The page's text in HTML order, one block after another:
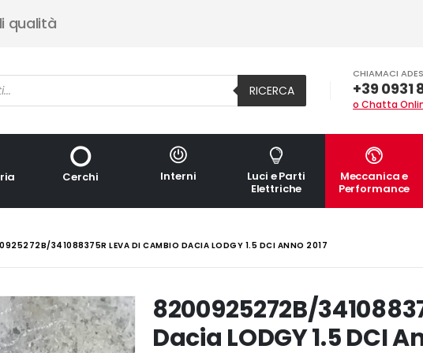
qualità
RICERCA
CHIAMACI
+39 0931
o Chatta
Cerchi Interni
Luci e Parti
Elettriche
Meccanica e
Performance
341088375R LEVA DI CAMBIO DACIA LODGY 1.5 DCI ANNO 2017
8200925272B/
Dacia LODGY 1.5 DCI